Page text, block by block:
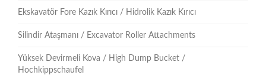
Ekskavatör Fore Kazık Kırıcı / Hidrolik Kazık Kırıcı
Silindir Ataşmanı / Excavator Roller Attachments
Yüksek Devirmeli Kova / High Dump Bucket /
Hochkippschaufel